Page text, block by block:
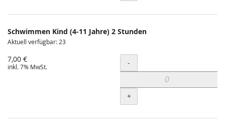
Schwimmen Kind (4-11 Jahre) 2 Stunden
Aktuell verfügbar: 23
7,00 €
inkl. 7% MwSt. Menge
-
+